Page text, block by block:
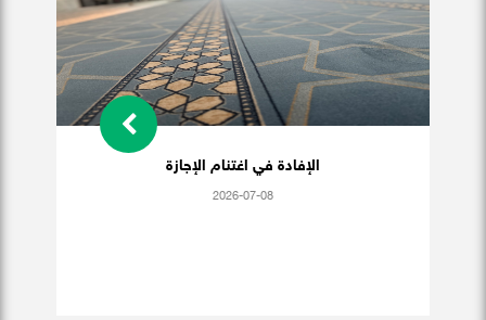
الإفادة في اغتنام الإجازة
2026-07-08